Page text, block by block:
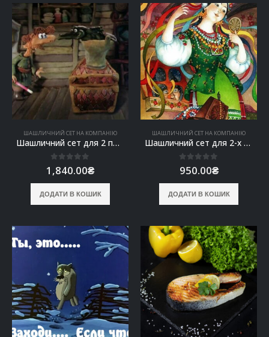
ШАШЛИЧНИЙ СЕТ НА КОМПАНІЮ
Шашличний сет для 2 персон “Рибний день”
out of 5
1,840.00₴
ДОДАТИ В КОШИК
ШАШЛИЧНИЙ СЕТ НА КОМПАНІЮ
Шашличний сет для 2-х панночок “Галя-Краля”
0out of 5
950.00₴
ДОДАТИ В КОШИК